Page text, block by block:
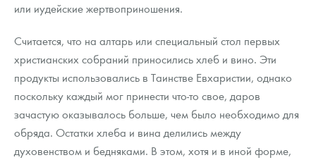
или иудейские жертвоприношения.
Считается, что на алтарь или специальный стол первых
христианских собраний приносились хлеб и вино. Эти
продукты использовались в Таинстве Евхаристии, однако
поскольку каждый мог принести что-то свое, даров
зачастую оказывалось больше, чем было необходимо для
обряда. Остатки хлеба и вина делились между
духовенством и бедняками. В этом, хотя и в иной форме,